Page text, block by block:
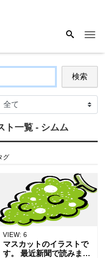
検索
ト一覧 - シムム
グ
VIEW: 6
マスカットのイラストで
す。 最近新聞で読みまし